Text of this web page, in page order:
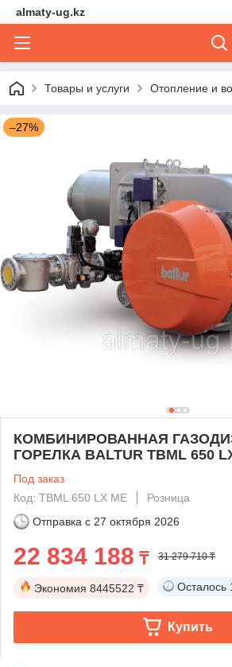
almaty-ug.kz
Товары и услуги Отопление и
–27%
КОМБИНИРОВАННАЯ
ГОРЕЛКА BALTUR TBML 650
Под заказ
Код: TBML 650 LX ME
Розница
Отправка с 27 октября 2026
22 834 188 ₸ 31 279 710 ₸
Экономия 8445522 ₸ Осталось
Купить